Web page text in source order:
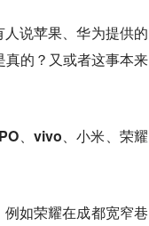
说苹果、华为提供的
的？又或者这事本来
、vivo、小米、荣耀
如荣耀在成都宽窄巷